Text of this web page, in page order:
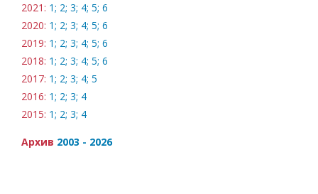
2021: 1; 2; 3; 4; 5; 6
2020: 1; 2; 3; 4; 5; 6
2019: 1; 2; 3; 4; 5; 6
2018: 1; 2; 3; 4; 5; 6
2017: 1; 2; 3; 4; 5
2016: 1; 2; 3; 4
2015: 1; 2; 3; 4
Архив 2003 - 2026